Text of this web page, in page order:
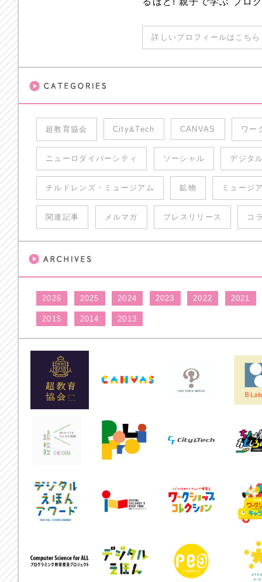
詳しいプロフィールはこち
超教育協会 City&Tech CANVAS ワー
ニューロダイバーシティ ソーシャル デジタ
チルドレンズ・ミュージアム 鉱物 ミュージ
関連記事 メルマガ プレスリリース コ
2026 2025 2024 2023 2022 2021
2015 2014 2013